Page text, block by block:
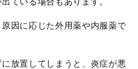
因に応じた外用薬や内服薬で
放置してしまうと、炎症が悪